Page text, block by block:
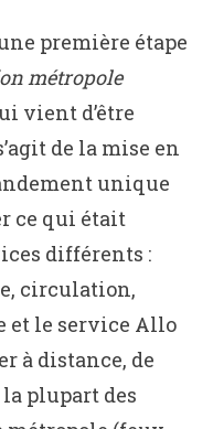
première étape
métropole
vient d’être
de la mise en
unique
ce qui était
différents :
circulation,
et le service Allo
à distance, de
plupart des